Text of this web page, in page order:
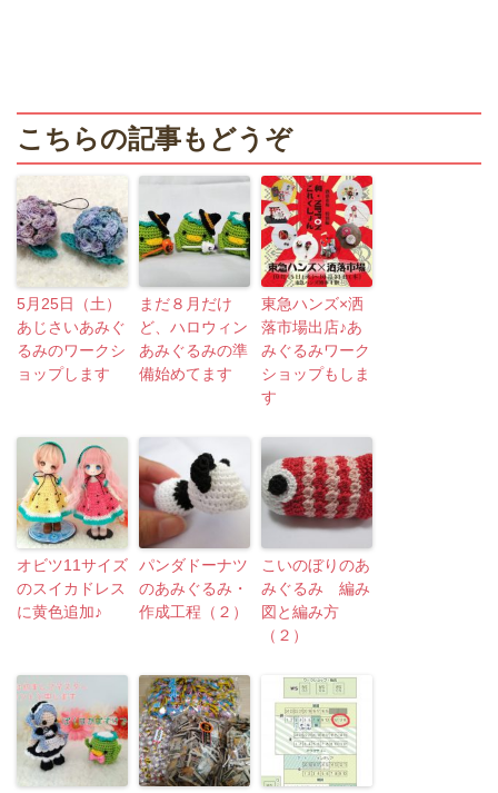
こちらの記事もどうぞ
5月25日（土）
あじさいあみぐ
るみのワークシ
ョップします
まだ８月だけ
ど、ハロウィン
あみぐるみの準
備始めてます
東急ハンズ×洒
落市場出店♪あ
みぐるみワーク
ショップもしま
す
オビツ11サイズ
のスイカドレス
に黄色追加♪
パンダドーナツ
のあみぐるみ・
作成工程（２）
こいのぼりのあ
みぐるみ 編み
図と編み方
（２）